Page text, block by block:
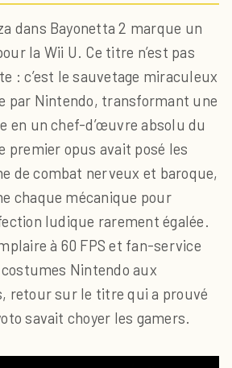
dans Bayonetta 2 marque un
la Wii U. Ce titre n’est pas
: c’est le sauvetage miraculeux
par Nintendo, transformant une
en un chef-d’œuvre absolu du
premier opus avait posé les
de combat nerveux et baroque,
chaque mécanique pour
ludique rarement égalée.
à 60 FPS et fan-service
Nintendo aux
retour sur le titre qui a prouvé
savait choyer les gamers.